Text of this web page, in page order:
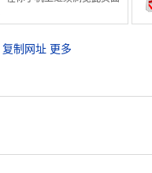
复制网址 更多